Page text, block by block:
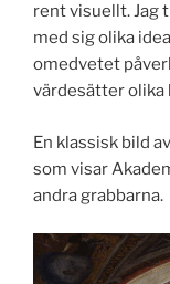
rent visuellt. Jag
med sig olika
omedvetet
värdesätter
En klassisk bild
som visar
andra grabbarna.